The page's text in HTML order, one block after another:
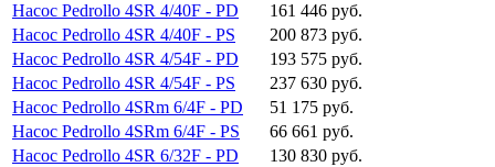
Насос Pedrollo 4SR 4/40F - PD
161 446 руб.
Насос Pedrollo 4SR 4/40F - PS
200 873 руб.
Насос Pedrollo 4SR 4/54F - PD
193 575 руб.
Насос Pedrollo 4SR 4/54F - PS
237 630 руб.
Насос Pedrollo 4SRm 6/4F - PD
51 175 руб.
Насос Pedrollo 4SRm 6/4F - PS
66 661 руб.
Насос Pedrollo 4SR 6/32F - PD
130 830 руб.